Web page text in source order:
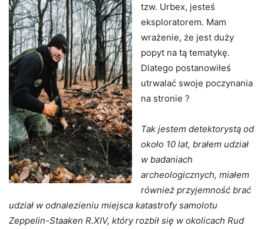
tzw. Urbex, jesteś
eksploratorem. Mam
wrażenie, że jest duży
popyt na tą tematykę.
Dlatego postanowiłeś
utrwalać swoje poczynania
na stronie ?
Tak jestem detektorystą od
około 10 lat, brałem udział
w badaniach
archeologicznych, miałem
również przyjemność brać
udział w odnalezieniu miejsca katastrofy samolotu
Zeppelin-Staaken R.XIV, który rozbił się w okolicach Rud